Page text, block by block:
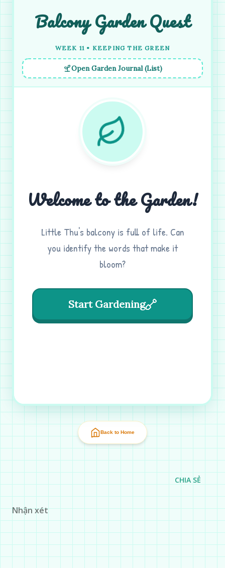
Balcony Garden Quest
WEEK 11 • KEEPING THE GREEN
Open Garden Journal (List)
Welcome to the Garden!
Little Thu's balcony is full of life. Can
you identify the words that make it
bloom?
Start Gardening
Back to Home
CHIA SẺ
Nhận xét